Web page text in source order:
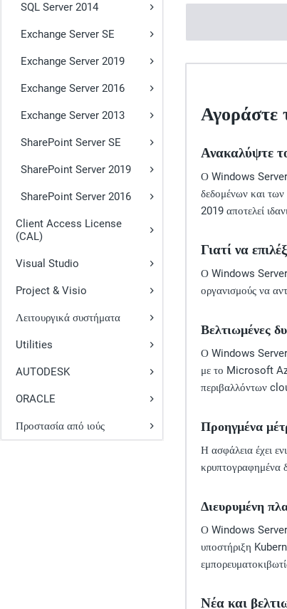
SQL Server 2014
Exchange Server SE
Exchange Server 2019
Exchange Server 2016
Exchange Server 2013
SharePoint Server SE
SharePoint Server 2019
SharePoint Server 2016
Client Access License
(CAL)
Visual Studio
Project & Visio
Λειτουργικά συστήματα
Utilities
AUTODESK
ORACLE
Προστασία από ιούς
Αγοράστε
Ανακαλύψτε
Ο Windows Server
δεδομένων και
2019 αποτελεί
Γιατί να
Ο Windows Server
οργανισμούς να
Βελτιωμένες
Ο Windows Server
με το Microsoft
περιβαλλόντων
Προηγμένα
Η ασφάλεια έχει
κρυπτογραφημένα
Διευρυμένη
Ο Windows Server
υποστήριξη
Νέα και